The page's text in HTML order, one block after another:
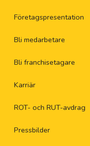
Företagspresentation
Bli medarbetare
Bli franchisetagare
Karriär
ROT- och RUT-avdrag
Pressbilder